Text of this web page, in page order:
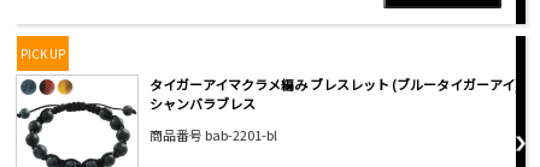
PICK UP
タイガーアイマクラメ編み ブレスレット (ブルータイガーアイ)
シャンバラブレス
商品番号 bab-2201-bl